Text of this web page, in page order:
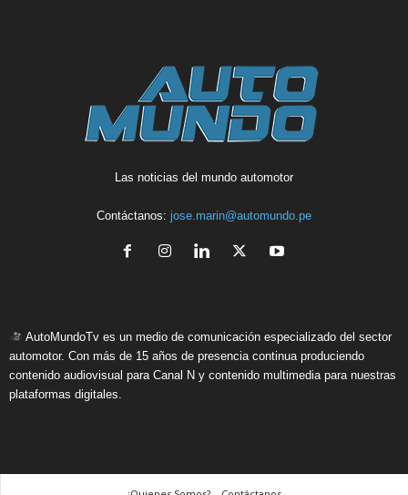
Las noticias del mundo automotor
Contáctanos: jose.marin@automundo.pe
AutoMundoTv es un medio de comunicación especializado del sector
automotor. Con más de 15 años de presencia continua produciendo
contenido audiovisual para Canal N y contenido multimedia para nuestras
plataformas digitales.